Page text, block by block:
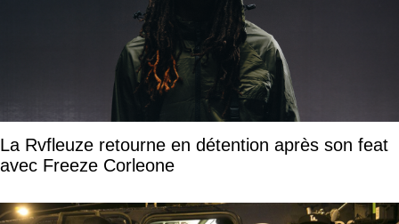
La Rvfleuze retourne en détention après son feat
avec Freeze Corleone